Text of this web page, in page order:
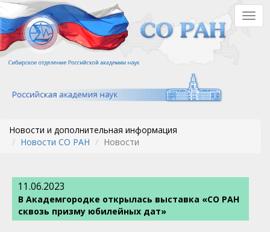
Перейти
к
основному
содержанию
Новости и дополнительная информация
Новости СО РАН
Новости
11.06.2023
В Академгородке открылась выставка «СО РАН
сквозь призму юбилейных дат»